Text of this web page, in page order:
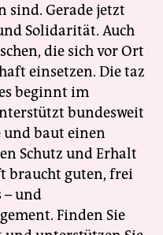
sind. Gerade jetzt
Solidarität. Auch
die sich vor Ort
einsetzen. Die taz
beginnt im
bundesweit
baut einen
Schutz und Erhalt
braucht guten, frei
– und
Finden Sie